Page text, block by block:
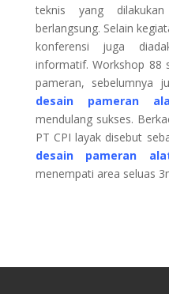
teknis yang
berlangsung. Selain
konferensi juga
informatif. Workshop 88
pameran, sebelumnya
desain pameran
mendulang sukses.
PT CPI layak disebut
desain pameran
menempati area seluas